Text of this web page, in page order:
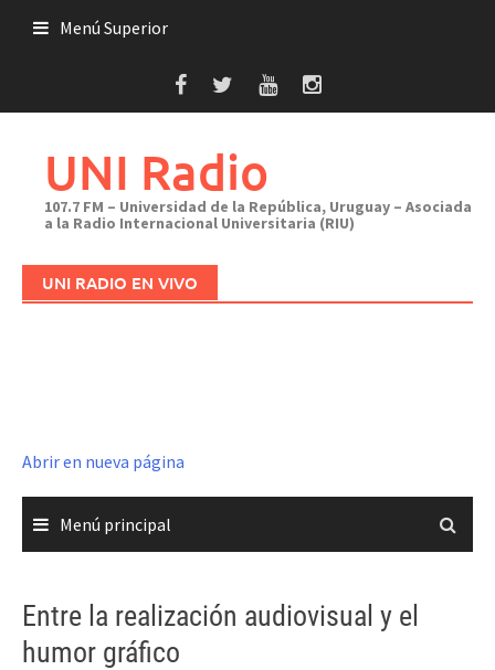
Menú Superior
UNI Radio
107.7 FM – Universidad de la República, Uruguay – Asociada
a la Radio Internacional Universitaria (RIU)
UNI RADIO EN VIVO
Abrir en nueva página
Menú principal
Entre la realización audiovisual y el
humor gráfico